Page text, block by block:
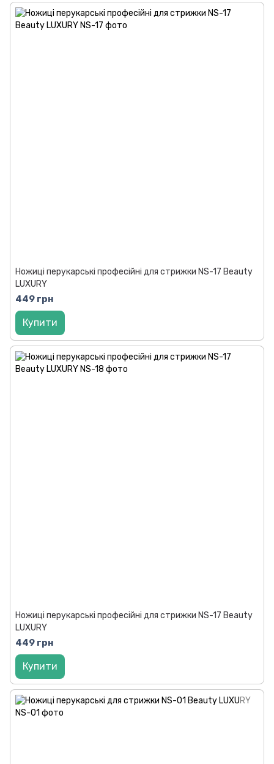
Ножиці перукарські професійні для стрижки NS-17 Beauty
LUXURY
449 грн
Купити
Ножиці перукарські професійні для стрижки NS-17 Beauty
LUXURY
449 грн
Купити